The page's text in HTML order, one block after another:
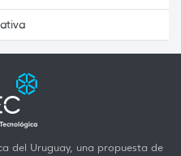
del Uruguay, una propuesta de